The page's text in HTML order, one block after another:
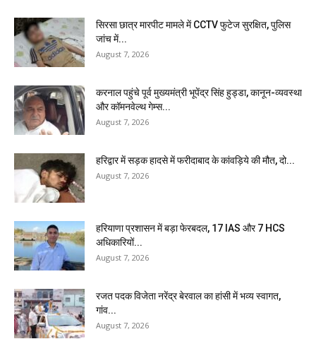
सिरसा छात्र मारपीट मामले में CCTV फुटेज सुरक्षित, पुलिस
जांच में...
August 7, 2026
करनाल पहुंचे पूर्व मुख्यमंत्री भूपेंद्र सिंह हुड्डा, कानून-व्यवस्था
और कॉमनवेल्थ गेम्स...
August 7, 2026
हरिद्वार में सड़क हादसे में फरीदाबाद के कांवड़िये की मौत, दो...
August 7, 2026
हरियाणा प्रशासन में बड़ा फेरबदल, 17 IAS और 7 HCS
अधिकारियों...
August 7, 2026
रजत पदक विजेता नरेंद्र बेरवाल का हांसी में भव्य स्वागत,
गांव...
August 7, 2026